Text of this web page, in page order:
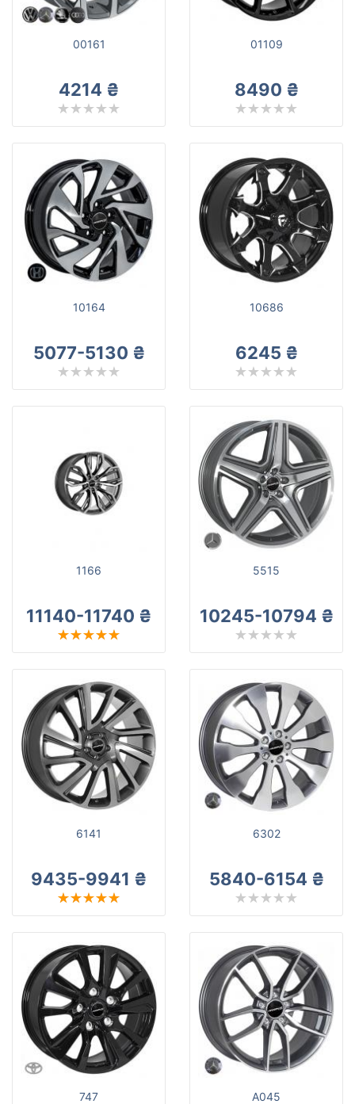
00161
4214 ₴
01109
8490 ₴
10164
5077-5130 ₴
10686
6245 ₴
1166
11140-11740 ₴
5515
10245-10794 ₴
6141
9435-9941 ₴
6302
5840-6154 ₴
747 A045
от
Все бренды
Тип диска
Сбросить Подобрать